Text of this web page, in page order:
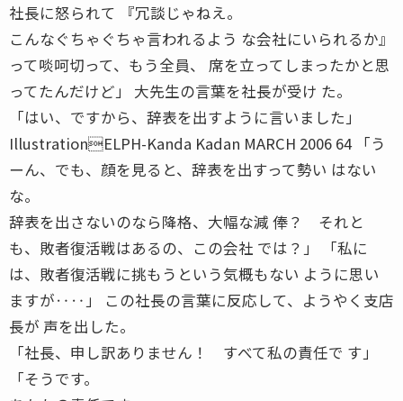
社長に怒られて 『冗談じゃねえ。
こんなぐちゃぐちゃ言われるよう な会社にいられるか』
って啖呵切って、もう全員、 席を立ってしまったかと思
ってたんだけど」 大先生の言葉を社長が受け た。
「はい、ですから、辞表を出すように言いました」
IllustrationELPH-Kanda Kadan MARCH 2006 64 「う
ーん、でも、顔を見ると、辞表を出すって勢い はない
な。
辞表を出さないのなら降格、大幅な減 俸？ それと
も、敗者復活戦はあるの、この会社 では？」 「私に
は、敗者復活戦に挑もうという気概もない ように思い
ますが‥‥」 この社長の言葉に反応して、ようやく支店
長が 声を出した。
「社長、申し訳ありません！ すべて私の責任で す」
「そうです。